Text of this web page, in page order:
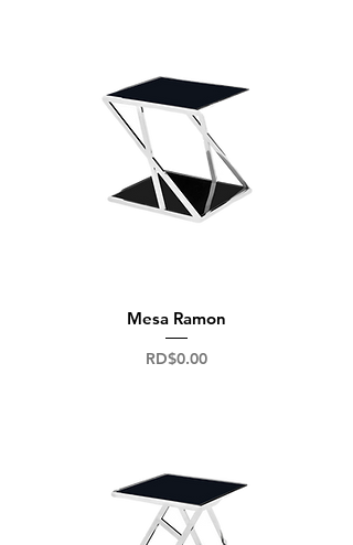
Mesa Ramon
Precio
RD$0.00